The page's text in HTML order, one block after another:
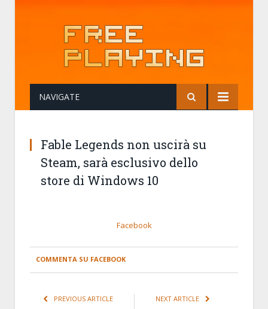
NAVIGATE
Fable Legends non uscirà su
Steam, sarà esclusivo dello
store di Windows 10
Facebook
COMMENTA SU FACEBOOK
PREVIOUS ARTICLE NEXT ARTICLE